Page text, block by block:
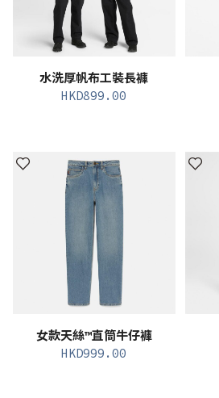
水洗厚帆布工裝長褲
HKD899.00
女款天絲™直筒牛仔褲
HKD999.00